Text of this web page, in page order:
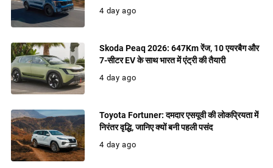
4 day ago
Skoda Peaq 2026: 647Km रेंज, 10 एयरबैग और
7-सीटर EV के साथ भारत में एंट्री की तैयारी
4 day ago
Toyota Fortuner: दमदार एसयूवी की लोकप्रियता में
निरंतर वृद्धि, जानिए क्यों बनी पहली पसंद
4 day ago